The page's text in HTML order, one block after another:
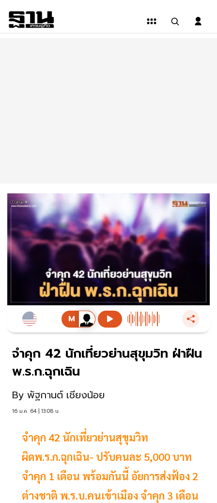
จำคุก 42 นักเที่ยวย่านสุขุมวิท ฝ่าฝืน
พ.ร.ก.ฉุกเฉิน
By พัฐกานต์ เชียงน้อย
16 ม.ค. 64 | 13:08 น.
จำคุก 42 นักเที่ยวย่านสุขุมวิท
ผิดพ.ร.ก.ฉุกเฉิน- ปรับคนละ 5,000 บาท
จำคุก 1 เดือน พร้อมกันนี้ อัยการส่งฟ้อง 2
ต่างชาติ พ.ร.บ.คนเข้าเมือง จำคุก 3 เดือน